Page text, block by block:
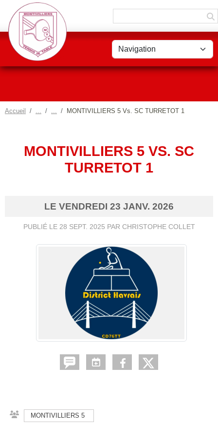
Accueil MONTIVILLIERS 5 Vs. SC TURRETOT 1
MONTIVILLIERS 5 VS. SC
TURRETOT 1
LE VENDREDI 23 JANV. 2026
PUBLIÉ LE 28 SEPT. 2025 PAR CHRISTOPHE COLLET
MONTIVILLIERS 5
Panneau de gestion des cookies